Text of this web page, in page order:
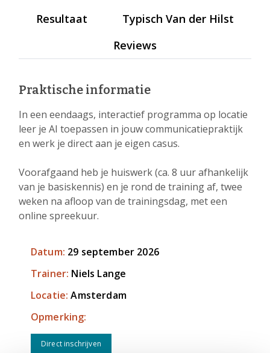
Resultaat
Typisch Van der Hilst
Reviews
Praktische informatie
In een eendaags, interactief programma op locatie
leer je AI toepassen in jouw communicatiepraktijk
en werk je direct aan je eigen casus.
Voorafgaand heb je huiswerk (ca. 8 uur afhankelijk
van je basiskennis) en je rond de training af, twee
weken na afloop van de trainingsdag, met een
online spreekuur.
Datum: 29 september 2026
Trainer: Niels Lange
Locatie: Amsterdam
Opmerking:
Direct inschrijven